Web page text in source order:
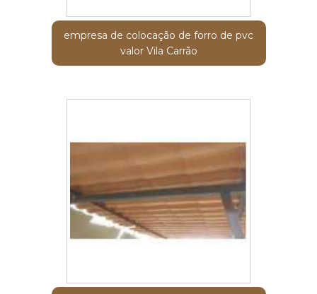
empresa de colocação de forro de pvc
valor Vila Carrão